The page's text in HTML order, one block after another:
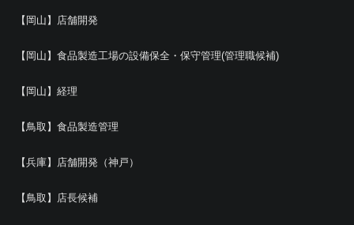
【岡山】店舗開発
【岡山】食品製造工場の設備保全・保守管理(管理職候補)
【岡山】経理
【鳥取】食品製造管理
【兵庫】店舗開発（神戸）
【鳥取】店長候補